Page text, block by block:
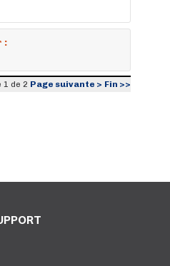
:
1 de 2 Page suivante > Fin >>